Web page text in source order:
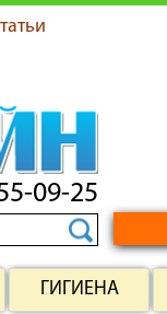
09-25
ГИГИЕНА